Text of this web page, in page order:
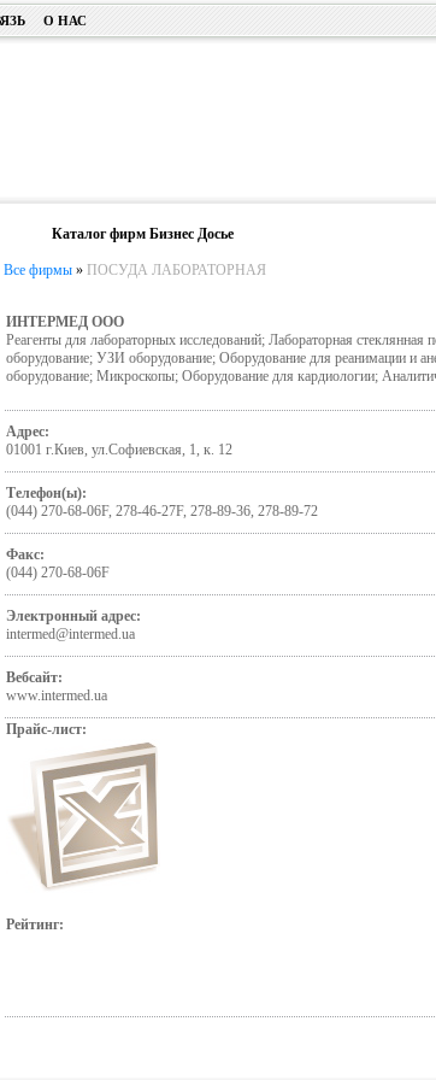
О НАС
Каталог фирм Бизнес Досье
Все фирмы» ПОСУДА ЛАБОРАТОРНАЯ
ИНТЕРМЕД ООО
Реагенты для лабораторных исследований; Лабораторная
оборудование; УЗИ оборудование; Оборудование для реанимации и
оборудование; Микроскопы; Оборудование для кардиологии;
Адрес:
01001 г.Киев, ул.Софиевская, 1, к. 12
Телефон(ы):
(044) 270-68-06F, 278-46-27F, 278-89-36, 278-89-72
Факс:
(044) 270-68-06F
Электронный адрес:
intermed@intermed.ua
Вебсайт:
www.intermed.ua
Прайс-лист:
Рейтинг: